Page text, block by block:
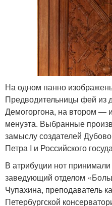
На одном панно
Предводительницы фей из
Демогоргона, на втором —
менуэта. Выбранные
замыслу создателей
Петра I и Российского
В атрибуции нот
заведующий отделом
Чупахина, преподаватель
Петербургской